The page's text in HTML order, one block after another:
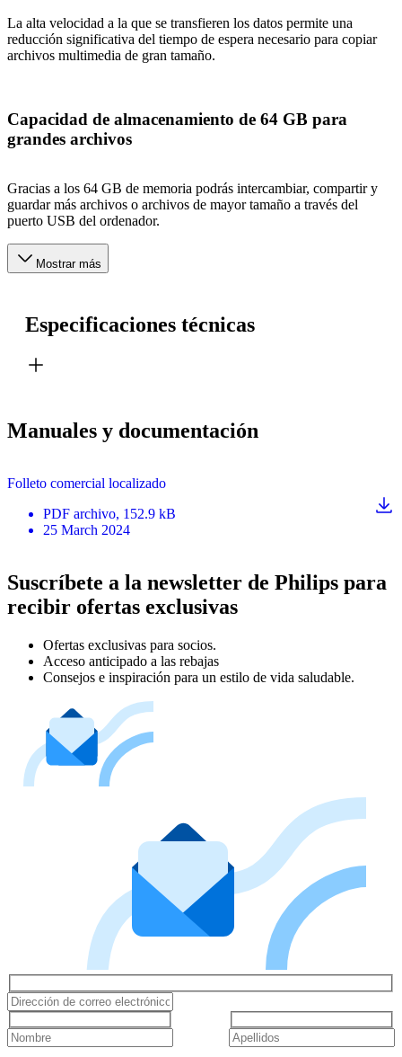
La alta velocidad a la que se transfieren los datos permite una
reducción significativa del tiempo de espera necesario para copiar
archivos multimedia de gran tamaño.
Capacidad de almacenamiento de 64 GB para
grandes archivos
Gracias a los 64 GB de memoria podrás intercambiar, compartir y
guardar más archivos o archivos de mayor tamaño a través del
puerto USB del ordenador.
Mostrar más
Especificaciones técnicas
Manuales y documentación
Folleto comercial localizado
PDF archivo, 152.9 kB
25 March 2024
Suscríbete a la newsletter de Philips para
recibir ofertas exclusivas
Ofertas exclusivas para socios.
Acceso anticipado a las rebajas
Consejos e inspiración para un estilo de vida saludable.